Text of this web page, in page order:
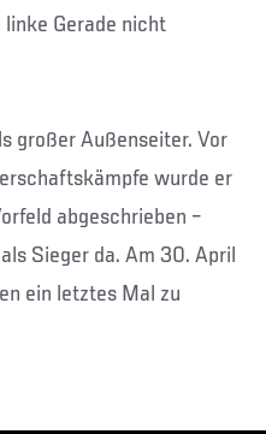
Gerade nicht
großer Außenseiter. Vor
wurde er
abgeschrieben –
Sieger da. Am 30. April
ein letztes Mal zu